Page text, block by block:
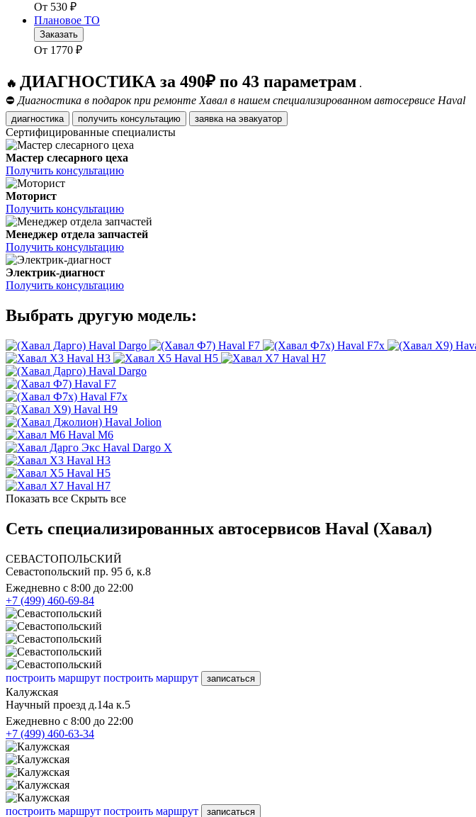
От 530 ₽
Плановое ТО
Заказать
От 1770 ₽
🔥 ДИАГНОСТИКА за 490₽ по 43 параметрам .
⛔ Диагностика в подарок при ремонте Хавал в нашем специализированном автосервисе Haval
диагностика получить консультацию заявка на эвакуатор
Сертифицированные специалисты
Мастер слесарного цеха
Получить консультацию
Моторист
Получить консультацию
Менеджер отдела запчастей
Получить консультацию
Электрик-диагност
Получить консультацию
Выбрать другую модель:
Haval Dargo Haval F7 Haval F7x
Haval H3
Haval H5
Haval H7
Haval Dargo
Haval F7
Haval F7x
Haval H9
Haval Jolion
Haval M6
Haval Dargo X
Haval H3
Haval H5
Haval H7
Показать все Скрыть все
Сеть специализированных автосервисов Haval (Хавал)
СЕВАСТОПОЛЬСКИЙ
Севастопольский пр. 95 б, к.8
Ежедневно с 8:00 до 22:00
+7 (499) 460-69-84
построить маршрут построить маршрут записаться
Калужская
Научный проезд д.14а к.5
Ежедневно с 8:00 до 22:00
+7 (499) 460-63-34
построить маршрут построить маршрут записаться